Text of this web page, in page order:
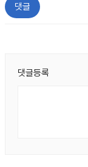
댓글
댓글등록